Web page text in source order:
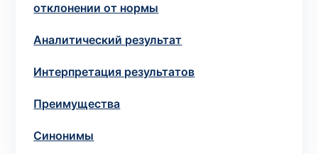
отклонении от нормы
Аналитический результат
Интерпретация результатов
Преимущества
Синонимы
Сохранить
Ваше имя